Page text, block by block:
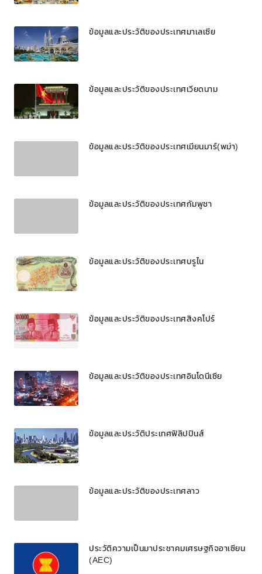
ข้อมูลและประวัติของประเทศมาเลเซีย
ข้อมูลและประวัติของประเทศเวียดนาม
ข้อมูลและประวัติของประเทศเมียนมาร์(พม่า)
ข้อมูลและประวัติของประเทศกัมพูชา
ข้อมูลและประวัติของประเทศบรูไน
ข้อมูลและประวัติของประเทศสิงคโปร์
ข้อมูลและประวัติของประเทศอินโดนีเซีย
ข้อมูลและประวัติประเทศฟิลิปปินส์
ข้อมูลและประวัติของประเทศลาว
ประวัติความเป็นมาประชาคมเศรษฐกิจอาเซียน
(AEC)